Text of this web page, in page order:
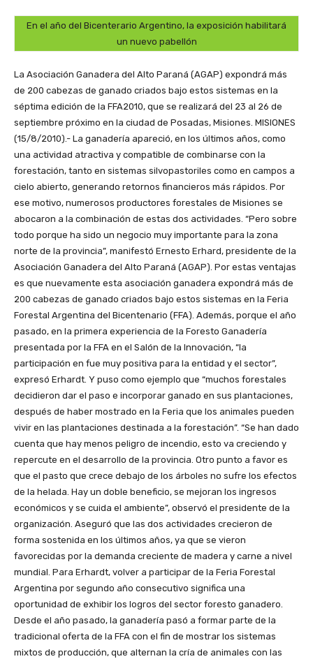
En el año del Bicenterario Argentino, la exposición habilitará
un nuevo pabellón
La Asociación Ganadera del Alto Paraná (AGAP) expondrá más
de 200 cabezas de ganado criados bajo estos sistemas en la
séptima edición de la FFA2010, que se realizará del 23 al 26 de
septiembre próximo en la ciudad de Posadas, Misiones. MISIONES
(15/8/2010).- La ganadería apareció, en los últimos años, como
una actividad atractiva y compatible de combinarse con la
forestación, tanto en sistemas silvopastoriles como en campos a
cielo abierto, generando retornos financieros más rápidos. Por
ese motivo, numerosos productores forestales de Misiones se
abocaron a la combinación de estas dos actividades. “Pero sobre
todo porque ha sido un negocio muy importante para la zona
norte de la provincia”, manifestó Ernesto Erhard, presidente de la
Asociación Ganadera del Alto Paraná (AGAP). Por estas ventajas
es que nuevamente esta asociación ganadera expondrá más de
200 cabezas de ganado criados bajo estos sistemas en la Feria
Forestal Argentina del Bicentenario (FFA). Además, porque el año
pasado, en la primera experiencia de la Foresto Ganadería
presentada por la FFA en el Salón de la Innovación, “la
participación en fue muy positiva para la entidad y el sector”,
expresó Erhardt. Y puso como ejemplo que “muchos forestales
decidieron dar el paso e incorporar ganado en sus plantaciones,
después de haber mostrado en la Feria que los animales pueden
vivir en las plantaciones destinada a la forestación”. “Se han dado
cuenta que hay menos peligro de incendio, esto va creciendo y
repercute en el desarrollo de la provincia. Otro punto a favor es
que el pasto que crece debajo de los árboles no sufre los efectos
de la helada. Hay un doble beneficio, se mejoran los ingresos
económicos y se cuida el ambiente”, observó el presidente de la
organización. Aseguró que las dos actividades crecieron de
forma sostenida en los últimos años, ya que se vieron
favorecidas por la demanda creciente de madera y carne a nivel
mundial. Para Erhardt, volver a participar de la Feria Forestal
Argentina por segundo año consecutivo significa una
oportunidad de exhibir los logros del sector foresto ganadero.
Desde el año pasado, la ganadería pasó a formar parte de la
tradicional oferta de la FFA con el fin de mostrar los sistemas
mixtos de producción, que alternan la cría de animales con las